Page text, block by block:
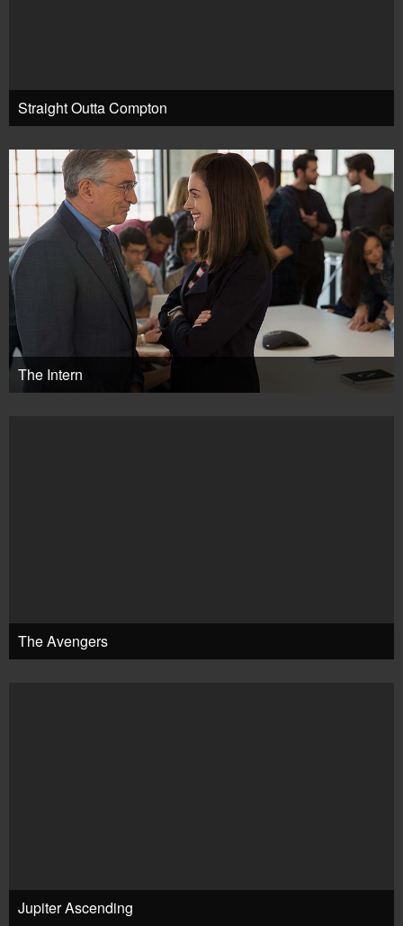
Straight Outta Compton
The Intern
The Avengers
Jupiter Ascending